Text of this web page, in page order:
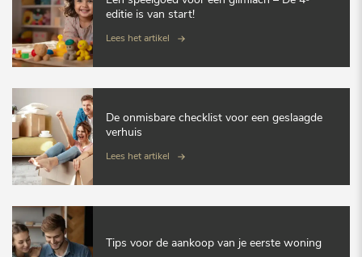
editie is van start!
Lees het artikel
De onmisbare checklist voor een geslaagde
verhuis
Lees het artikel
Tips voor de aankoop van je eerste woning